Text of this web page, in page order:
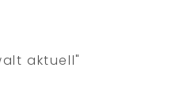
aktuell"